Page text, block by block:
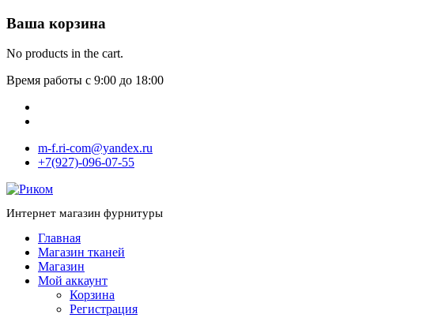
Ваша корзина
No products in the cart.
Время работы с 9:00 до 18:00
m-f.ri-com@yandex.ru
+7(927)-096-07-55
Интернет магазин фурнитуры
Главная
Магазин тканей
Магазин
Мой аккаунт
Корзина
Регистрация